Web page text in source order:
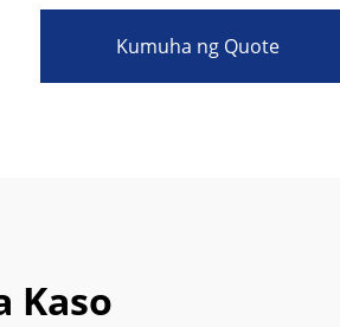
Kumuha ng Quote
Kaso